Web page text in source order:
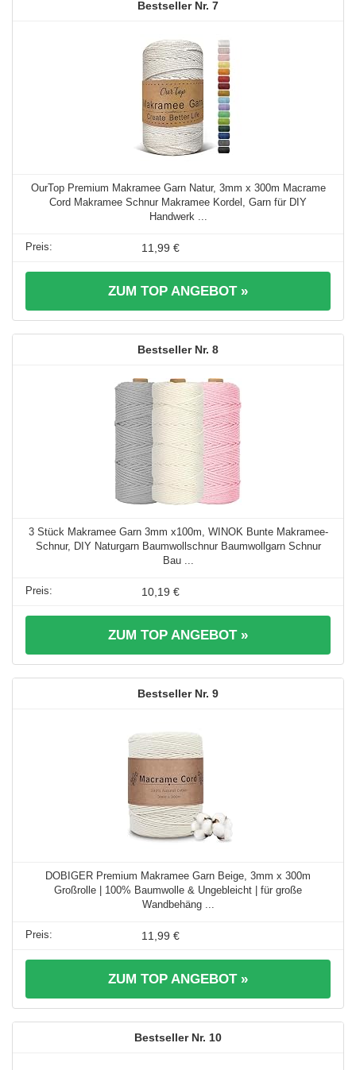
7
OurTop Premium Makramee Garn Natur, 3mm x 300m Macrame
Cord Makramee Schnur Makramee Kordel, Garn für DIY
Handwerk ...
11,99 €
ZUM TOP ANGEBOT »
8
3 Stück Makramee Garn 3mm x100m, WINOK Bunte Makramee-
Schnur, DIY Naturgarn Baumwollschnur Baumwollgarn Schnur
Bau ...
10,19 €
ZUM TOP ANGEBOT »
9
DOBIGER Premium Makramee Garn Beige, 3mm x 300m
Großrolle | 100% Baumwolle & Ungebleicht | für große
Wandbehäng ...
11,99 €
ZUM TOP ANGEBOT »
10